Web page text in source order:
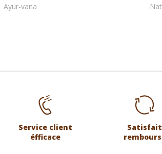
Ayur-vana
Service client
éfficace
Satisfait